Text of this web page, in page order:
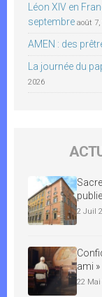
Léon XIV en
septembre août 7,
AMEN : des
La journée du
2026
2 Juil
ami »
22 Mai